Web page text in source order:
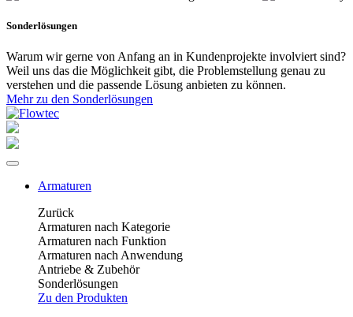
Sonderlösungen
Warum wir gerne von Anfang an in Kundenprojekte involviert sind?
Weil uns das die Möglichkeit gibt, die Problemstellung genau zu
verstehen und die passende Lösung anbieten zu können.
Mehr zu den Sonderlösungen
Armaturen
Zurück
Armaturen nach Kategorie
Armaturen nach Funktion
Armaturen nach Anwendung
Antriebe & Zubehör
Sonderlösungen
Zu den Produkten